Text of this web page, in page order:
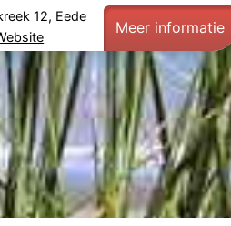
12, Eede
Meer informatie